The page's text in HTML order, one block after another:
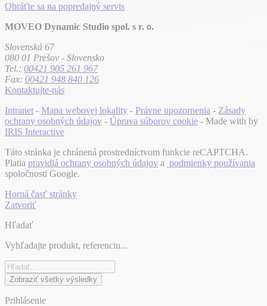
Obráťte sa na popredajný servis
MOVEO Dynamic Studio spol. s r. o.
Slovenská 67
080 01 Prešov - Slovensko
Tel.: 00421 905 261 967
Fax: 00421 948 840 126
Kontaktujte-nás
Intranet - Mapa webovej lokality - Právne upozornenia - Zásady
ochrany osobných údajov - Úprava súborov cookie - Made with by
IRIS Interactive
Táto stránka je chránená prostredníctvom funkcie reCAPTCHA.
Platia pravidlá ochrany osobných údajov a podmienky používania
spoločnosti Google.
Horná časť stránky
Zatvoriť
Hľadať
Vyhľadajte produkt, referenciu...
Zobraziť všetky výsledky
Prihlásenie